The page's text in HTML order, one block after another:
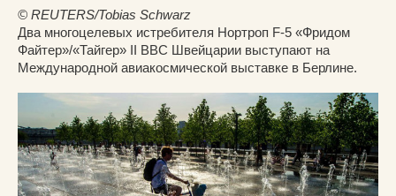
© REUTERS/Tobias Schwarz
Два многоцелевых истребителя Нортроп F-5 «Фридом
Файтер»/«Тайгер» II ВВС Швейцарии выступают на
Международной авиакосмической выставке в Берлине.